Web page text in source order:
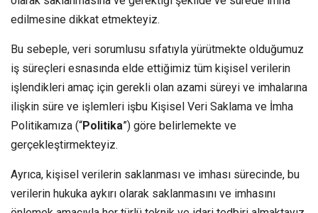
edilmesine dikkat etmekteyiz.
Bu sebeple, veri sorumlusu sıfatıyla yürütmekte olduğumuz
iş süreçleri esnasında elde ettiğimiz tüm kişisel verilerin
işlendikleri amaç için gerekli olan azami süreyi ve imhalarına
ilişkin süre ve işlemleri işbu Kişisel Veri Saklama ve İmha
Politikamıza (“Politika”) göre belirlemekte ve
gerçekleştirmekteyiz.
Ayrıca, kişisel verilerin saklanması ve imhası sürecinde, bu
verilerin hukuka aykırı olarak saklanmasını ve imhasını